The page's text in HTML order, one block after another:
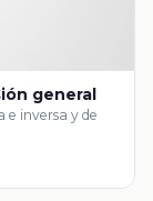
general
e inversa y de